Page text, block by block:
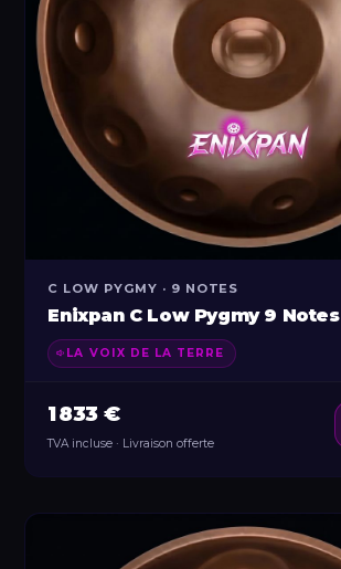
C LOW PYGMY · 9 NOTES
Enixpan C Low Pygmy 9 Notes
LA VOIX DE LA TERRE
1 833 €
TVA incluse · Livraison offerte